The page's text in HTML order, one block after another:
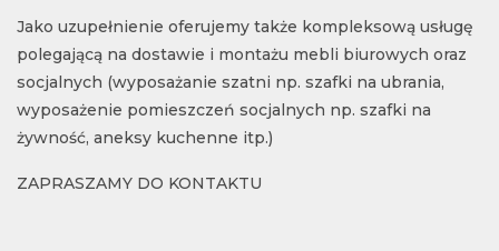
Jako uzupełnienie oferujemy także kompleksową usługę
polegającą na dostawie i montażu mebli biurowych oraz
socjalnych (wyposażanie szatni np. szafki na ubrania,
wyposażenie pomieszczeń socjalnych np. szafki na
żywność, aneksy kuchenne itp.)
ZAPRASZAMY DO KONTAKTU